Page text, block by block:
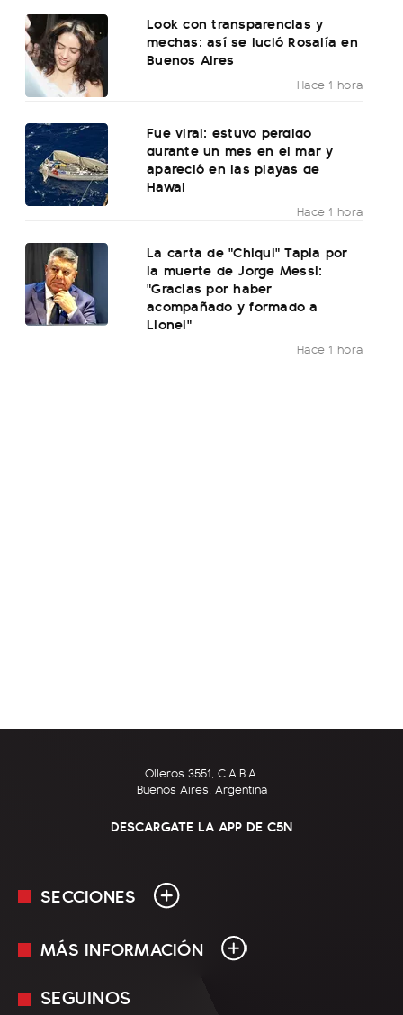
Look con transparencias y
mechas: así se lució Rosalía en
Buenos Aires
Hace 1 hora
Fue viral: estuvo perdido
durante un mes en el mar y
apareció en las playas de
Hawai
Hace 1 hora
La carta de "Chiqui" Tapia por
la muerte de Jorge Messi:
"Gracias por haber
acompañado y formado a
Lionel"
Hace 1 hora
Olleros 3551, C.A.B.A.
Buenos Aires, Argentina
DESCARGATE LA APP DE C5N
SECCIONES
En Vivo
MÁS INFORMACIÓN
Mediakit
SEGUINOS